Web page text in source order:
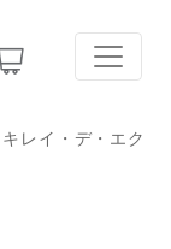
キレイ・デ・エク